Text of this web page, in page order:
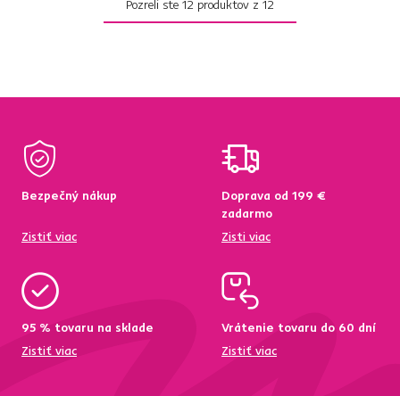
Pozreli ste 12 produktov z 12
Bezpečný nákup
Zistiť viac
Doprava od 199 €
zadarmo
Zisti viac
95 % tovaru na sklade
Zistiť viac
Vrátenie tovaru do 60 dní
Zistiť viac